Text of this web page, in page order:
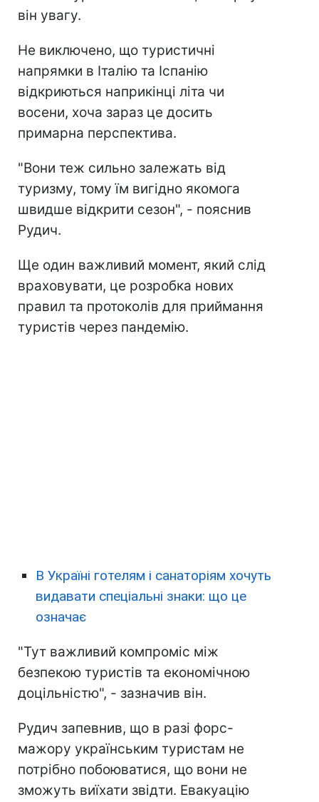
він увагу.
Не виключено, що туристичні
напрямки в Італію та Іспанію
відкриються наприкінці літа чи
восени, хоча зараз це досить
примарна перспектива.
"Вони теж сильно залежать від
туризму, тому їм вигідно якомога
швидше відкрити сезон", - пояснив
Рудич.
Ще один важливий момент, який слід
враховувати, це розробка нових
правил та протоколів для приймання
туристів через пандемію.
В Україні готелям і санаторіям хочуть
видавати спеціальні знаки: що це
означає
"Тут важливий компроміс між
безпекою туристів та економічною
доцільністю", - зазначив він.
Рудич запевнив, що в разі форс-
мажору українським туристам не
потрібно побоюватися, що вони не
зможуть виїхати звідти. Евакуацію